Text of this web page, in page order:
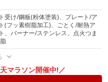
受け/鋼板(粉体塗装)、プレート/ア
(フッ素樹脂加工)、ごとく/耐熱ア
、バーナー/ステンレス、点火つま
マラソン開催中!／